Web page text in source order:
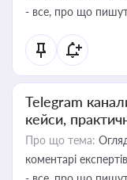
- все, про що
Telegram
кейси,
Про що тема:
коментарі